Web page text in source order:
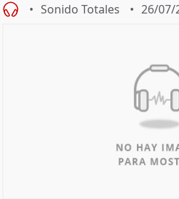
Sonido Totales 26/07/